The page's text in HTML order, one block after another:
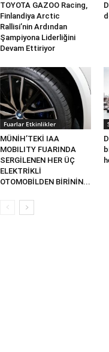
TOYOTA GAZOO Racing,
Finlandiya Arctic
Rallisi’nin Ardından
Şampiyona Liderliğini
Devam Ettiriyor
Fuarlar Etkinlikler
MÜNİH’TEKİ IAA
MOBILITY FUARINDA
SERGİLENEN HER ÜÇ
ELEKTRİKLİ
OTOMOBİLDEN BİRİNİN...